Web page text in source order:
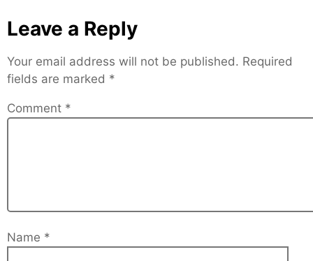
Leave a Reply
Your email address will not be published. Required
fields are marked *
Comment *
Name *